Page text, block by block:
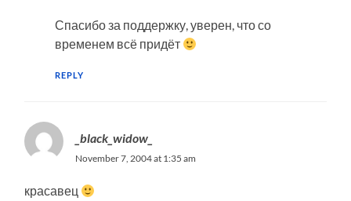
Спасибо за поддержку, уверен, что со
временем всё придёт
REPLY
_black_widow_
November 7, 2004 at 1:35 am
красавец